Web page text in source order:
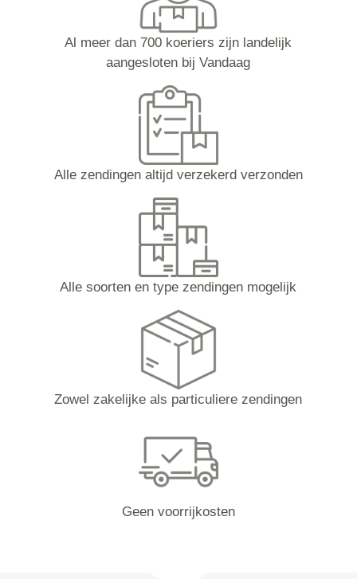
Al meer dan 700 koeriers zijn landelijk
aangesloten bij Vandaag
Alle zendingen altijd verzekerd verzonden
Alle soorten en type zendingen mogelijk
Zowel zakelijke als particuliere zendingen
Geen voorrijkosten